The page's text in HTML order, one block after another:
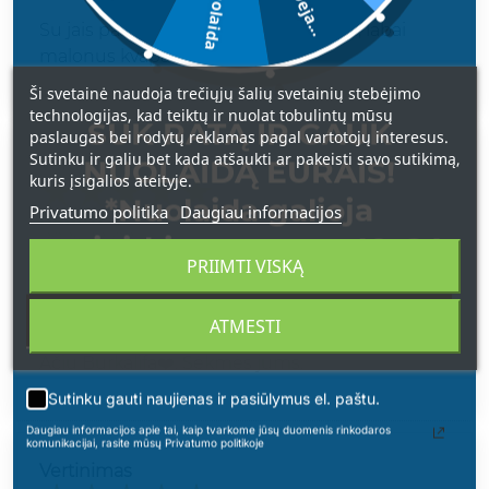
Su jais pasikvepinusi jaučiuosi puikiai, labai
malonus kvapas
Vertinimas
DANUTE B
2025-12-02
Kvapas kerintis. Dovanėlių gavau
Ši svetainė naudoja trečiųjų šalių svetainių stebėjimo
technologijas, kad teiktų ir nuolat tobulintų mūsų
paslaugas bei rodytų reklamas pagal vartotojų interesus.
Sutinku ir galiu bet kada atšaukti ar pakeisti savo sutikimą,
kuris įsigalios ateityje.
Privatumo politika Daugiau informacijos
ATMESTI
PRIIMTI VISKĄ
Deja...
SUK RATĄ IR GAUK
NUOLAIDĄ EURAIS!
*Nuolaida galioja
apsipirkimams nuo 49 € !
Sutinku gauti naujienas ir pasiūlymus el. paštu.
Daugiau informacijos apie tai, kaip tvarkome jūsų duomenis rinkodaros
komunikacijai, rasite mūsų Privatumo politikoje